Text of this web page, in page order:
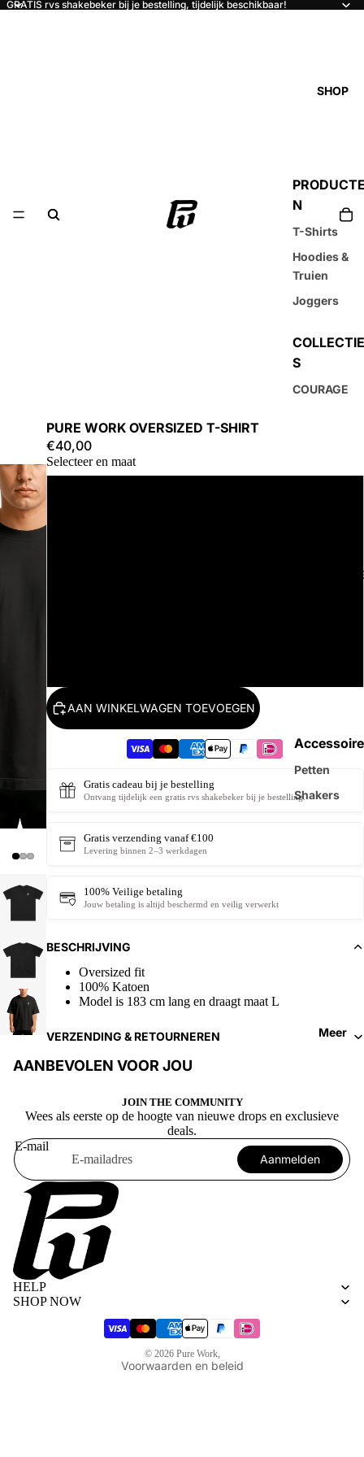
GRATIS rvs shakebeker bij je bestelling, tijdelijk beschikbaar!
SHOP
N
T-Shirts
Hoodies &
Truien
Joggers
COLLECTIE
S
COURAGE
Petten
Shakers
Meer
PURE WORK OVERSIZED T-SHIRT
€40,00
Selecteer en maat
AAN WINKELWAGEN TOEVOEGEN
Gratis cadeau bij je bestelling
Ontvang tijdelijk een gratis rvs shakebeker bij je bestelling.
Gratis verzending vanaf €100
Levering binnen 2–3 werkdagen
100% Veilige betaling
Jouw betaling is altijd beschermd en veilig verwerkt
BESCHRIJVING
Oversized fit
100% Katoen
Model is 183 cm lang en draagt maat L
VERZENDING & RETOURNEREN
AANBEVOLEN VOOR JOU
JOIN THE COMMUNITY
Wees als eerste op de hoogte van nieuwe drops en exclusieve
deals.
E-mail
Aanmelden
HELP
SHOP NOW
© 2026 Pure Work,
Voorwaarden en beleid
Algemene voorwaarden
Privacybeleid
Wettelijke kennisgeving